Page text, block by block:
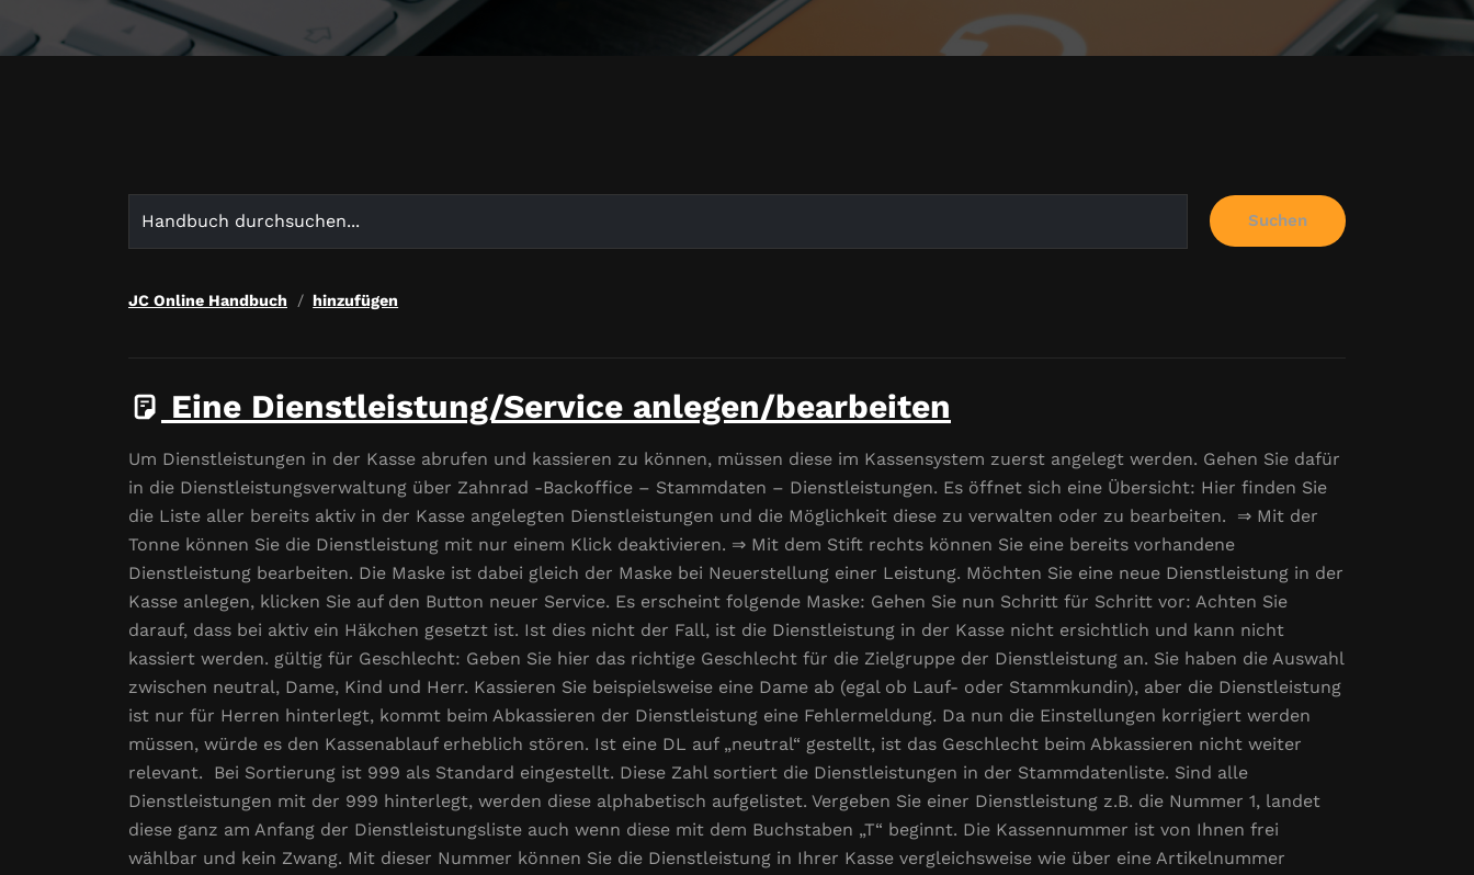
for:
Suchen
JC Online Handbuch hinzufügen
Eine Dienstleistung/Service anlegen/bearbeiten
Um Dienstleistungen in der Kasse abrufen und kassieren zu können, müssen diese im Kassensystem zuerst angelegt werden. Gehen Sie dafür
in die Dienstleistungsverwaltung über Zahnrad -Backoffice – Stammdaten – Dienstleistungen. Es öffnet sich eine Übersicht: Hier finden Sie
die Liste aller bereits aktiv in der Kasse angelegten Dienstleistungen und die Möglichkeit diese zu verwalten oder zu bearbeiten. ⇒ Mit der
Tonne können Sie die Dienstleistung mit nur einem Klick deaktivieren. ⇒ Mit dem Stift rechts können Sie eine bereits vorhandene
Dienstleistung bearbeiten. Die Maske ist dabei gleich der Maske bei Neuerstellung einer Leistung. Möchten Sie eine neue Dienstleistung in der
Kasse anlegen, klicken Sie auf den Button neuer Service. Es erscheint folgende Maske: Gehen Sie nun Schritt für Schritt vor: Achten Sie
darauf, dass bei aktiv ein Häkchen gesetzt ist. Ist dies nicht der Fall, ist die Dienstleistung in der Kasse nicht ersichtlich und kann nicht
kassiert werden. gültig für Geschlecht: Geben Sie hier das richtige Geschlecht für die Zielgruppe der Dienstleistung an. Sie haben die Auswahl
zwischen neutral, Dame, Kind und Herr. Kassieren Sie beispielsweise eine Dame ab (egal ob Lauf- oder Stammkundin), aber die Dienstleistung
ist nur für Herren hinterlegt, kommt beim Abkassieren der Dienstleistung eine Fehlermeldung. Da nun die Einstellungen korrigiert werden
müssen, würde es den Kassenablauf erheblich stören. Ist eine DL auf „neutral“ gestellt, ist das Geschlecht beim Abkassieren nicht weiter
relevant. Bei Sortierung ist 999 als Standard eingestellt. Diese Zahl sortiert die Dienstleistungen in der Stammdatenliste. Sind alle
Dienstleistungen mit der 999 hinterlegt, werden diese alphabetisch aufgelistet. Vergeben Sie einer Dienstleistung z.B. die Nummer 1, landet
diese ganz am Anfang der Dienstleistungsliste auch wenn diese mit dem Buchstaben „T“ beginnt. Die Kassennummer ist von Ihnen frei
wählbar und kein Zwang. Mit dieser Nummer können Sie die Dienstleistung in Ihrer Kasse vergleichsweise wie über eine Artikelnummer